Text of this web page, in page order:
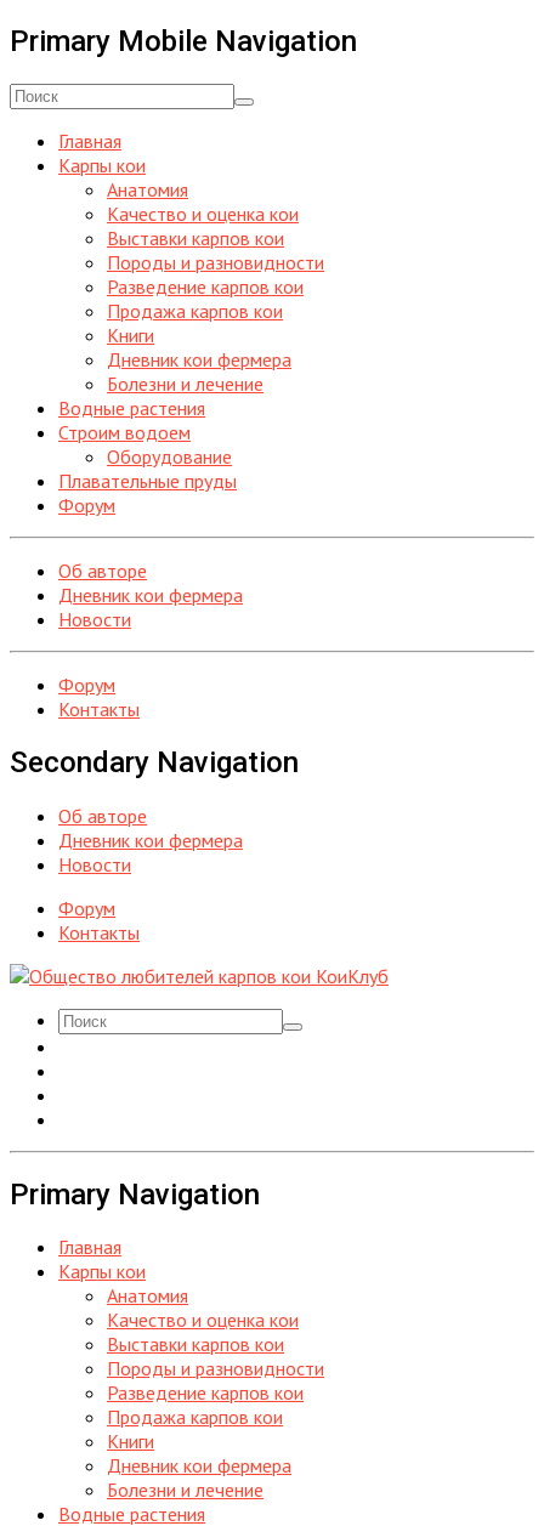
Primary Mobile Navigation
Главная
Карпы кои
Анатомия
Качество и оценка кои
Выставки карпов кои
Породы и разновидности
Разведение карпов кои
Продажа карпов кои
Книги
Дневник кои фермера
Болезни и лечение
Водные растения
Строим водоем
Оборудование
Плавательные пруды
Форум
Об авторе
Дневник кои фермера
Новости
Форум
Контакты
Secondary Navigation
Об авторе
Дневник кои фермера
Новости
Форум
Контакты
Primary Navigation
Главная
Карпы кои
Анатомия
Качество и оценка кои
Выставки карпов кои
Породы и разновидности
Разведение карпов кои
Продажа карпов кои
Книги
Дневник кои фермера
Болезни и лечение
Водные растения